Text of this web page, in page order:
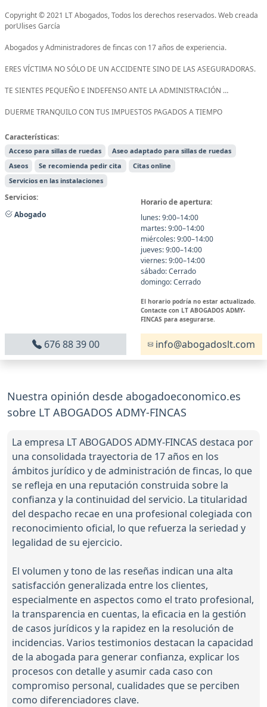
Copyright © 2021 LT Abogados, Todos los derechos reservados. Web creada
porUlises García
Abogados y Administradores de fincas con 17 años de experiencia.
ERES VÍCTIMA NO SÓLO DE UN ACCIDENTE SINO DE LAS ASEGURADORAS.
TE SIENTES PEQUEÑO E INDEFENSO ANTE LA ADMINISTRACIÓN …
DUERME TRANQUILO CON TUS IMPUESTOS PAGADOS A TIEMPO
Características:
Acceso para sillas de ruedas
Aseo adaptado para sillas de ruedas
Aseos
Se recomienda pedir cita
Citas online
Servicios en las instalaciones
Servicios:
Abogado
Horario de apertura:
lunes: 9:00–14:00
martes: 9:00–14:00
miércoles: 9:00–14:00
jueves: 9:00–14:00
viernes: 9:00–14:00
sábado: Cerrado
domingo: Cerrado
El horario podría no estar actualizado.
Contacte con LT ABOGADOS ADMY-
FINCAS para asegurarse.
676 88 39 00 info@abogadoslt.com
Nuestra opinión desde abogadoeconomico.es
sobre LT ABOGADOS ADMY-FINCAS
La empresa LT ABOGADOS ADMY-FINCAS destaca por
una consolidada trayectoria de 17 años en los
ámbitos jurídico y de administración de fincas, lo que
se refleja en una reputación construida sobre la
confianza y la continuidad del servicio. La titularidad
del despacho recae en una profesional colegiada con
reconocimiento oficial, lo que refuerza la seriedad y
legalidad de su ejercicio.
El volumen y tono de las reseñas indican una alta
satisfacción generalizada entre los clientes,
especialmente en aspectos como el trato profesional,
la transparencia en cuentas, la eficacia en la gestión
de casos jurídicos y la rapidez en la resolución de
incidencias. Varios testimonios destacan la capacidad
de la abogada para generar confianza, explicar los
procesos con detalle y asumir cada caso con
compromiso personal, cualidades que se perciben
como diferenciadores clave.